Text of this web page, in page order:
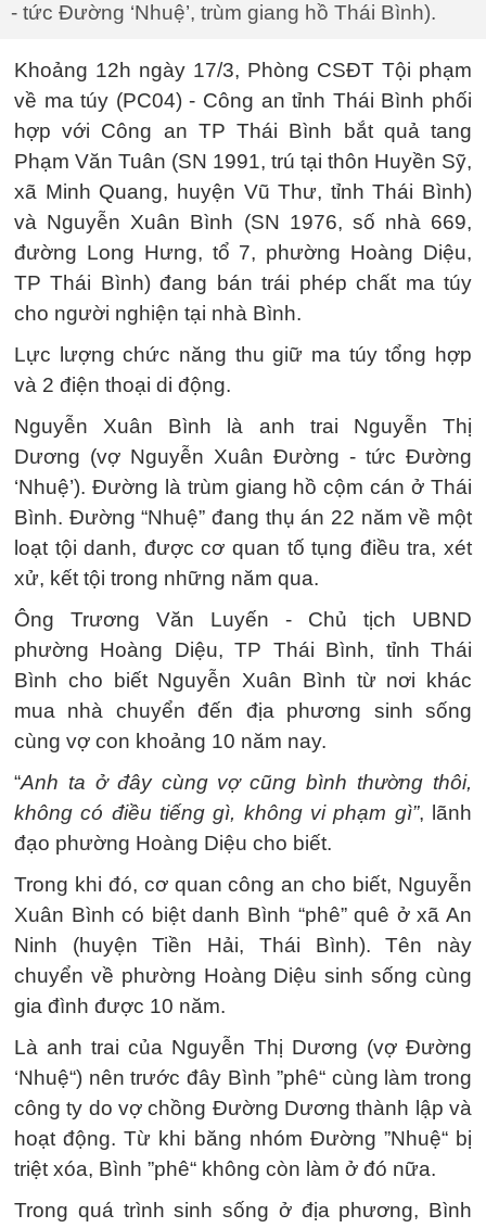
- tức Đường ‘Nhuệ’, trùm giang hồ Thái Bình).
Khoảng 12h ngày 17/3, Phòng CSĐT Tội phạm
về ma túy (PC04) - Công an tỉnh Thái Bình phối
hợp với Công an TP Thái Bình bắt quả tang
Phạm Văn Tuân (SN 1991, trú tại thôn Huyền Sỹ,
xã Minh Quang, huyện Vũ Thư, tỉnh Thái Bình)
và Nguyễn Xuân Bình (SN 1976, số nhà 669,
đường Long Hưng, tổ 7, phường Hoàng Diệu,
TP Thái Bình) đang bán trái phép chất ma túy
cho người nghiện tại nhà Bình.
Lực lượng chức năng thu giữ ma túy tổng hợp
và 2 điện thoại di động.
Nguyễn Xuân Bình là anh trai Nguyễn Thị
Dương (vợ Nguyễn Xuân Đường - tức Đường
‘Nhuệ’). Đường là trùm giang hồ cộm cán ở Thái
Bình. Đường “Nhuệ” đang thụ án 22 năm về một
loạt tội danh, được cơ quan tố tụng điều tra, xét
xử, kết tội trong những năm qua.
Ông Trương Văn Luyến - Chủ tịch UBND
phường Hoàng Diệu, TP Thái Bình, tỉnh Thái
Bình cho biết Nguyễn Xuân Bình từ nơi khác
mua nhà chuyển đến địa phương sinh sống
cùng vợ con khoảng 10 năm nay.
“Anh ta ở đây cùng vợ cũng bình thường thôi,
không có điều tiếng gì, không vi phạm gì”, lãnh
đạo phường Hoàng Diệu cho biết.
Trong khi đó, cơ quan công an cho biết, Nguyễn
Xuân Bình có biệt danh Bình “phê” quê ở xã An
Ninh (huyện Tiền Hải, Thái Bình). Tên này
chuyển về phường Hoàng Diệu sinh sống cùng
gia đình được 10 năm.
Là anh trai của Nguyễn Thị Dương (vợ Đường
‘Nhuệ“) nên trước đây Bình ”phê“ cùng làm trong
công ty do vợ chồng Đường Dương thành lập và
hoạt động. Từ khi băng nhóm Đường ”Nhuệ“ bị
triệt xóa, Bình ”phê“ không còn làm ở đó nữa.
Trong quá trình sinh sống ở địa phương, Bình